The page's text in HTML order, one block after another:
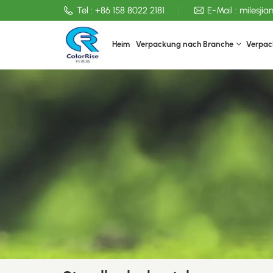
Tel : +86 158 8022 2181 E-Mail :
Heim Verpackung nach Branche